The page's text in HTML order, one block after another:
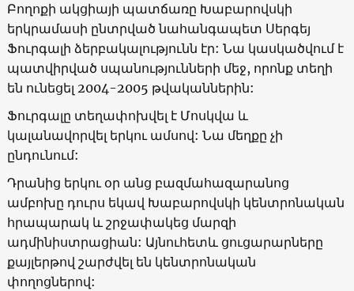
Բողոքի ակցիայի պատճառը Խաբարովսկի
երկրամասի ընտրված նահանգապետ Սերգեյ
Ֆուրգալի ձերբակալությունն էր: Նա կասկածվում է
պատվիրված սպանությունների մեջ, որոնք տեղի
են ունեցել 2004-2005 թվականներին:
Ֆուրգալը տեղափոխվել է Մոսկվա և
կալանավորվել երկու ամսով: Նա մեղքը չի
ընդունում:
Դրանից երկու օր անց բազմահազարանոց
ամբոխը դուրս եկավ Խաբարովսկի կենտրոնական
հրապարակ և շրջափակեց մարզի
ադմինիստրացիան: Այնուհետև ցուցարարները
քայլերթով շարժվել են կենտրոնական
փողոցներով: